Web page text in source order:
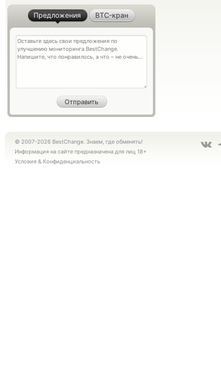
Предложения BTC-кран
© 2007-2026 BestChange. Знаем, где обменять!
Информация на сайте предназначена для лиц 18+
Условия & Конфиденциальность